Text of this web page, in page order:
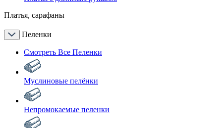
Платья, сарафаны
Пеленки
Смотреть Все Пеленки
Муслиновые пелёнки
Непромокаемые пеленки